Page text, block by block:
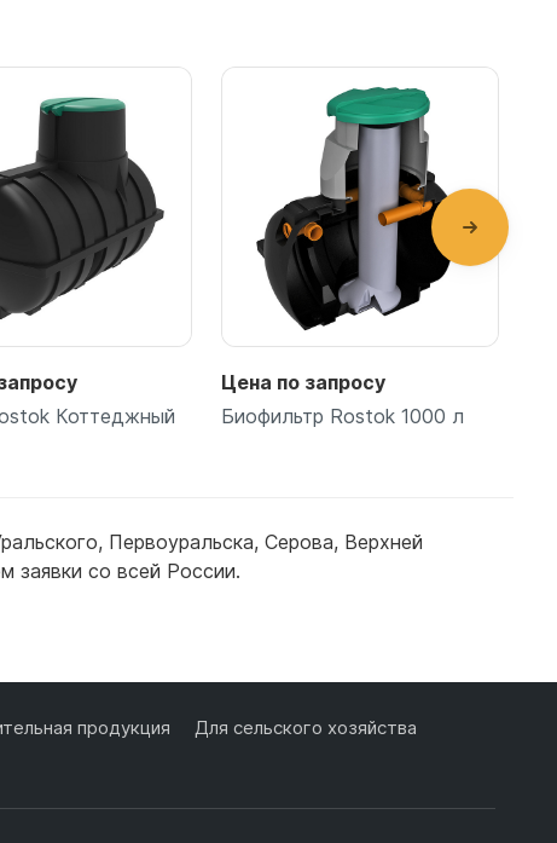
Коттеджный
Цена по запросу
Биофильтр Rostok 1000 л
, Первоуральска, Серова, Верхней
заявки со всей России.
продукция
Для сельского хозяйства